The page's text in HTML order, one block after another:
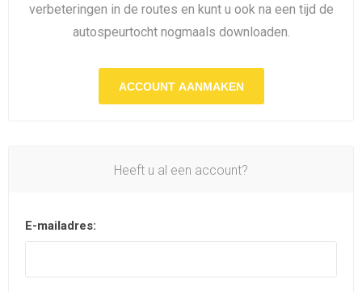
verbeteringen in de routes en kunt u ook na een tijd de
autospeurtocht nogmaals downloaden.
ACCOUNT AANMAKEN
Heeft u al een account?
E-mailadres: